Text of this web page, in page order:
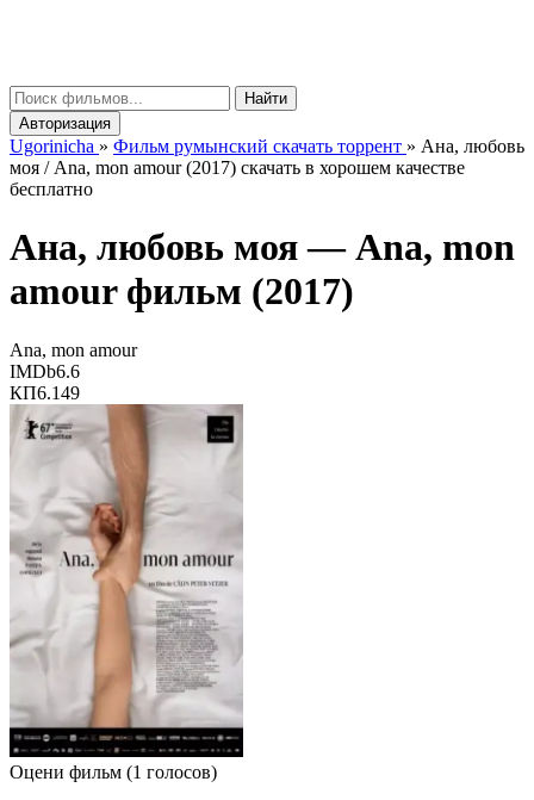
Найти
Авторизация
Ugorinicha » Фильм румынский скачать торрент » Ана, любовь
моя / Ana, mon amour (2017) скачать в хорошем качестве
бесплатно
Ана, любовь моя —Ana, mon
amourфильм (2017)
Ana, mon amour
IMDb6.6
КП6.149
Оцени фильм (1 голосов)